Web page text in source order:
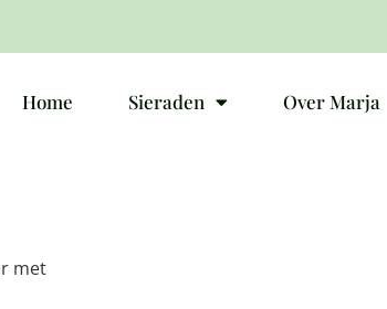
Home Sieraden Over Marja
met